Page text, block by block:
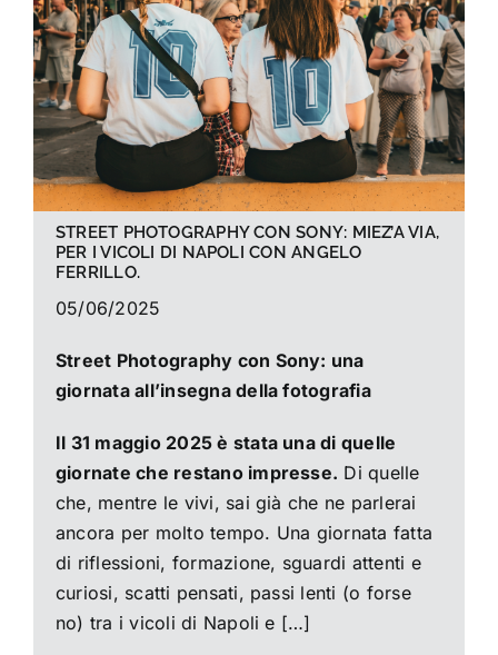
La foto del mese
Guide
Cerca
per:
STREET PHOTOGRAPHY CON SONY: MIEZ’A VIA,
PER I VICOLI DI NAPOLI CON ANGELO
FERRILLO.
05/06/2025
Street Photography con Sony: una
giornata all’insegna della fotografia
Il 31 maggio 2025 è stata una di quelle
giornate che restano impresse. Di quelle
che, mentre le vivi, sai già che ne parlerai
ancora per molto tempo. Una giornata fatta
di riflessioni, formazione, sguardi attenti e
curiosi, scatti pensati, passi lenti (o forse
no) tra i vicoli di Napoli e […]